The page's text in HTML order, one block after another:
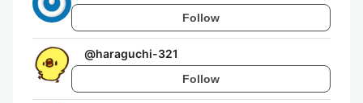
Follow
@haraguchi-321
Follow